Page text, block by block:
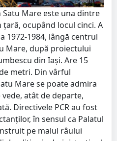
Mare este una dintre
ocupând locul cinci. A
1972-1984, lângă centrul
Mare, după proiectului
din Iaşi. Are 15
metri. Din vârful
Mare se poate admira
atât de departe,
Directivele PCR au fost
în sensul ca Palatul
pe malul râului